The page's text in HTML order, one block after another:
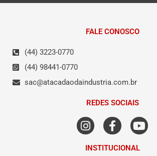
FALE CONOSCO
(44) 3223-0770
(44) 98441-0770
sac@atacadaodaindustria.com.br
REDES SOCIAIS
INSTITUCIONAL